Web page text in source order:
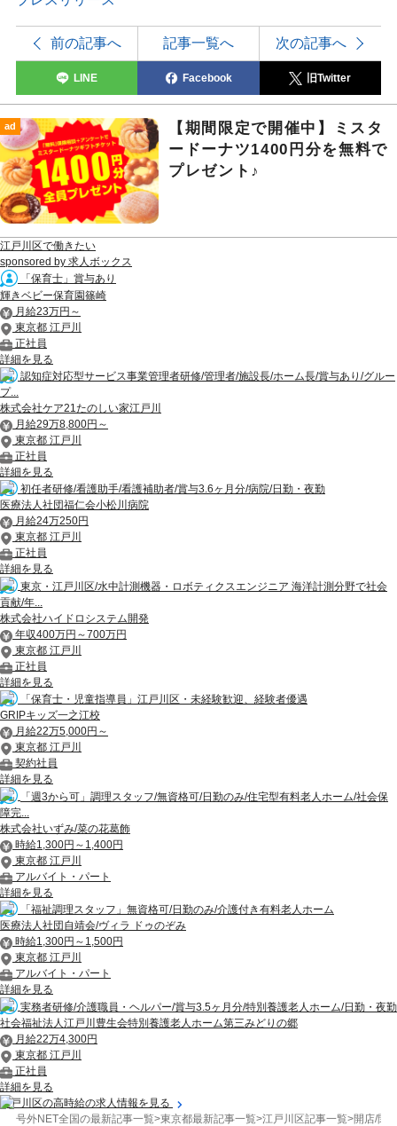
前の記事へ 記事一覧へ 次の記事へ
LINE Facebook 旧Twitter
ad
【期間限定で開催中】ミスタ
ードーナツ1400円分を無料で
プレゼント♪
江戸川区で働きたい
sponsored by 求人ボックス
「保育士」賞与あり
輝きベビー保育園篠崎
月給23万円～
東京都 江戸川
正社員
詳細を見る
認知症対応型サービス事業管理者研修/管理者/施設長/ホーム長/賞与あり/グルー
プ...
株式会社ケア21たのしい家江戸川
月給29万8,800円～
東京都 江戸川
正社員
詳細を見る
初任者研修/看護助手/看護補助者/賞与3.6ヶ月分/病院/日勤・夜勤
医療法人社団福仁会小松川病院
月給24万250円
東京都 江戸川
正社員
詳細を見る
東京・江戸川区/水中計測機器・ロボティクスエンジニア 海洋計測分野で社会
貢献/年...
株式会社ハイドロシステム開発
年収400万円～700万円
東京都 江戸川
正社員
詳細を見る
「保育士・児童指導員」江戸川区・未経験歓迎、経験者優遇
GRIPキッズ一之江校
月給22万5,000円～
東京都 江戸川
契約社員
詳細を見る
「週3から可」調理スタッフ/無資格可/日勤のみ/住宅型有料老人ホーム/社会保
障完...
株式会社いずみ/菜の花葛飾
時給1,300円～1,400円
東京都 江戸川
アルバイト・パート
詳細を見る
「福祉調理スタッフ」無資格可/日勤のみ/介護付き有料老人ホーム
医療法人社団自靖会/ヴィラ ドゥのぞみ
時給1,300円～1,500円
東京都 江戸川
アルバイト・パート
詳細を見る
実務者研修/介護職員・ヘルパー/賞与3.5ヶ月分/特別養護老人ホーム/日勤・夜勤
社会福祉法人江戸川豊生会特別養護老人ホーム第三みどりの郷
月給22万4,300円
東京都 江戸川
正社員
詳細を見る
江戸川区の高時給の求人情報を見る
号外NET全国の最新記事一覧>東京都最新記事一覧>江戸川区記事一覧>開店/閉